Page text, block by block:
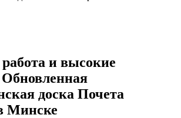
и высокие
Обновленная
доска Почета
Минске